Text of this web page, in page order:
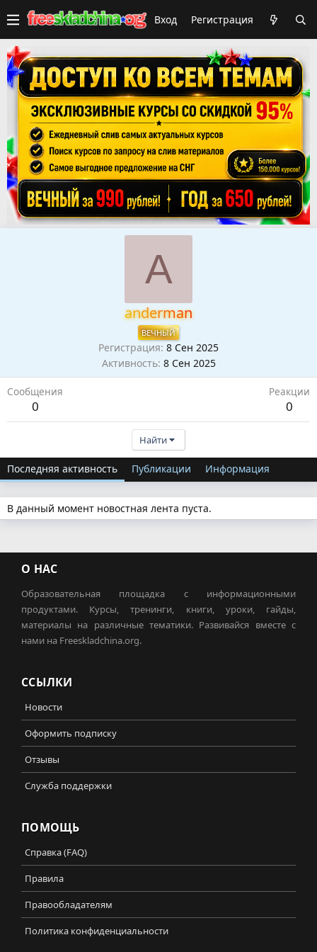
Вход Регистрация
A
anderman
ВЕЧНЫЙ
Регистрация 8 Сен 2025
Активность 8 Сен 2025
Сообщения
0
Реакции
0
Найти
Последняя активность Публикации Информация
В данный момент новостная лента пуста.
О НАС
Образовательная площадка с информационными
продуктами. Курсы, тренинги, книги, уроки, гайды,
материалы на различные тематики. Развивайся вместе с
нами на Freeskladchina.org.
ССЫЛКИ
Новости
Оформить подписку
Отзывы
Служба поддержки
ПОМОЩЬ
Справка (FAQ)
Правила
Правообладателям
Политика конфиденциальности